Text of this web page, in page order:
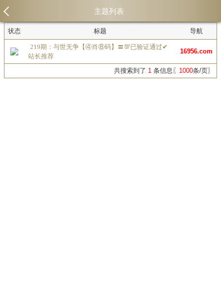
主题列表
状态 标题 导航
219期：与世无争【④肖⑧码】〓💯已验证通过✔
站长推荐
16956.com
共搜索到了 1 条信息〖 1000条/页〗